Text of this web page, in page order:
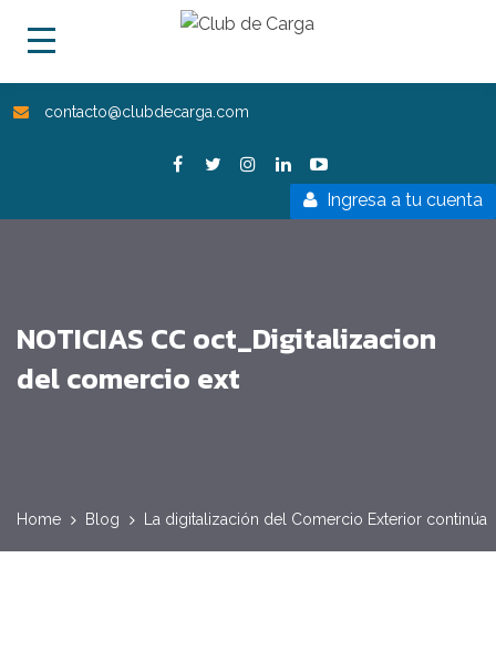
contacto@clubdecarga.com
Ingresa a tu cuenta
NOTICIAS CC oct_Digitalizacion
del comercio ext
Home Blog La digitalización del Comercio Exterior continúa